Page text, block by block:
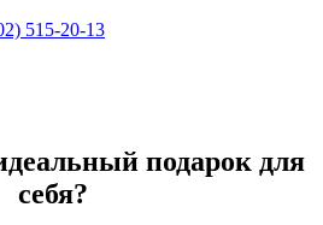
515-20-13
подарок для
себя?